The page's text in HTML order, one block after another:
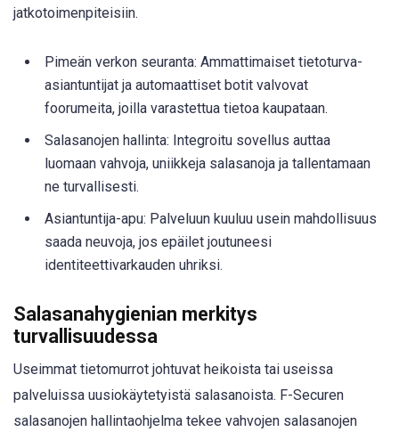
jatkotoimenpiteisiin.
Pimeän verkon seuranta: Ammattimaiset tietoturva-
asiantuntijat ja automaattiset botit valvovat
foorumeita, joilla varastettua tietoa kaupataan.
Salasanojen hallinta: Integroitu sovellus auttaa
luomaan vahvoja, uniikkeja salasanoja ja tallentamaan
ne turvallisesti.
Asiantuntija-apu: Palveluun kuuluu usein mahdollisuus
saada neuvoja, jos epäilet joutuneesi
identiteettivarkauden uhriksi.
Salasanahygienian merkitys
turvallisuudessa
Useimmat tietomurrot johtuvat heikoista tai useissa
palveluissa uusiokäytetyistä salasanoista. F-Securen
salasanojen hallintaohjelma tekee vahvojen salasanojen